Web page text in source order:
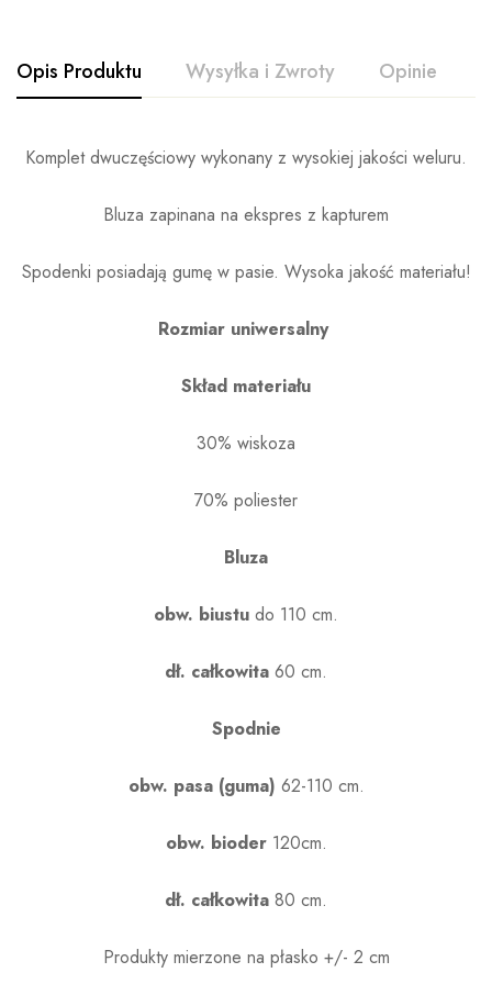
Opis Produktu Wysyłka i Zwroty Opinie
Komplet dwuczęściowy wykonany z wysokiej jakości weluru.
Bluza zapinana na ekspres z kapturem
Spodenki posiadają gumę w pasie. Wysoka jakość materiału!
Rozmiar uniwersalny
Skład materiału
30% wiskoza
70% poliester
Bluza
obw. biustu do 110 cm.
dł. całkowita 60 cm.
Spodnie
obw. pasa (guma) 62-110 cm.
obw. bioder120cm.
dł. całkowita 80 cm.
Produkty mierzone na płasko +/- 2 cm